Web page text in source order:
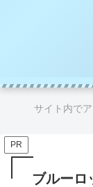
サイト内で
PR
ブルーロ